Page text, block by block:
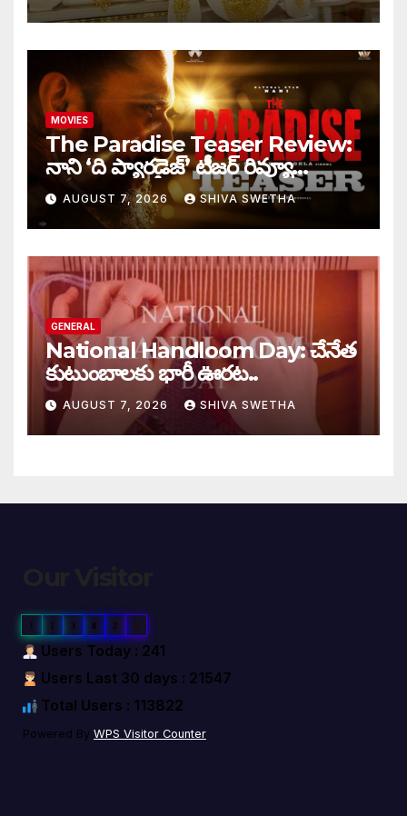
MOVIES
The Paradise Teaser Review:
నాని ‘ది ప్యారడైజ్’ టీజర్ రివ్యూ…
AUGUST 7, 2026 SHIVA SWETHA
GENERAL
National Handloom Day: చేనేత
కుటుంబాలకు భారీ ఊరట..
AUGUST 7, 2026 SHIVA SWETHA
1 1 3 8 2 2
Users Today : 241
Users Last 30 days : 21547
Total Users : 113822
Powered By WPS Visitor Counter